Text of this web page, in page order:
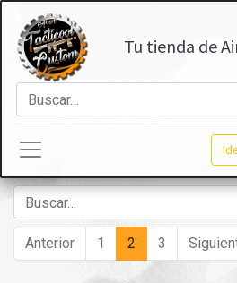
Tu tienda de
Anterior 1 2 3